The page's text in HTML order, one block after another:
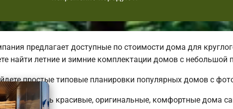
предлагает доступные по стоимости дома для
найти летние и зимние комплектации домов с небольшой
простые типовые планировки популярных домов с
предложить красивые, оригинальные, комфортные дома